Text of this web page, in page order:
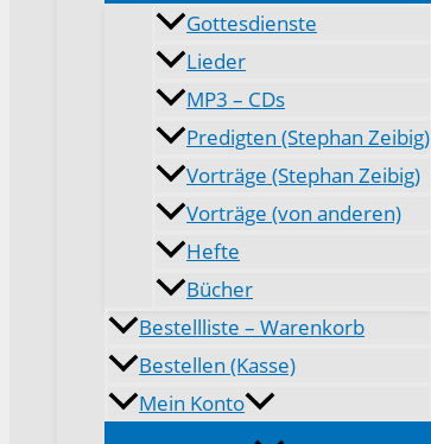
Gottesdienste
Lieder
MP3 – CDs
Predigten (Stephan Zeibig)
Vorträge (Stephan Zeibig)
Vorträge (von anderen)
Hefte
Bücher
Bestellliste – Warenkorb
Bestellen (Kasse)
Mein Konto